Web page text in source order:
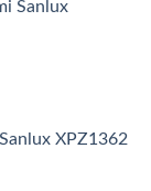
XPZ1362